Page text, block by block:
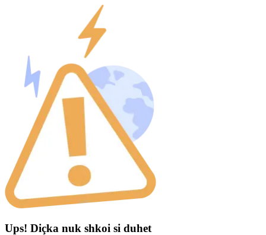
Ups! Diçka nuk shkoi si duhet